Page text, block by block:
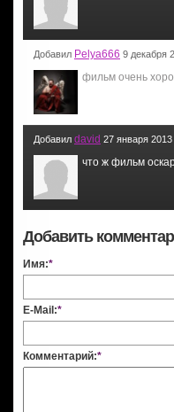
Добавил Pelya666 9 декабря
фильм очень
Добавил david 27 января
что ж фильм
Добавить
Имя:*
E-Mail:*
Комментарий:*